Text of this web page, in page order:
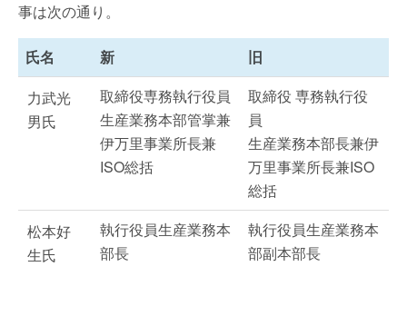
事は次の通り。
氏名 新
旧
力武光
男氏
取締役専務執行役員
生産業務本部管掌兼
伊万里事業所長兼
ISO総括
取締役 専務執行役
員
生産業務本部長兼伊
万里事業所長兼ISO
総括
松本好
生氏
執行役員生産業務本
部長
執行役員生産業務本
部副本部長